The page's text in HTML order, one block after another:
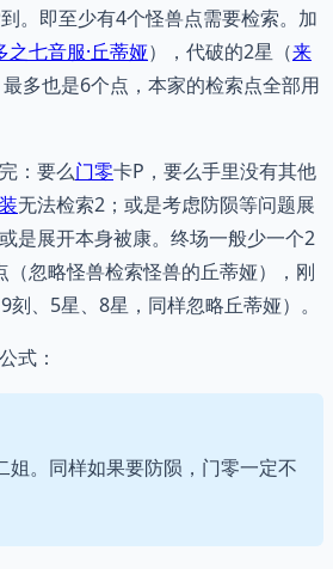
。即至少有4个怪兽点需要检索。加
之七音服·丘蒂娅），代破的2星（来
最多也是6个点，本家的检索点全部用
：要么门零卡P，要么手里没有其他
无法检索2；或是考虑防陨等问题展
是展开本身被康。终场一般少一个2
忽略怪兽检索怪兽的丘蒂娅），刚
、5星、8星，同样忽略丘蒂娅）。
式：
姐。同样如果要防陨，门零一定不